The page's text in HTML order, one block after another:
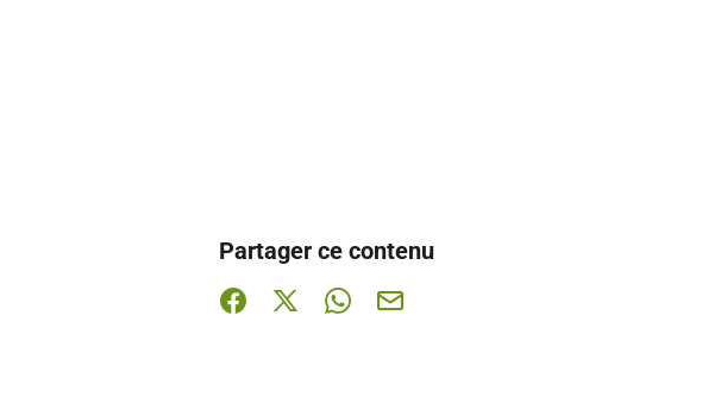
Partager ce contenu
Partager sur Facebook (nouvelle fenêtre)
Partager sur X / Twitter (nouvelle fenêtre)
Partager sur WhatsApp
Partager par mail